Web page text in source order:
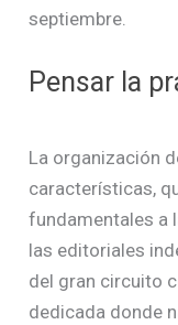
septiembre.
Pensar la
La organización
características,
fundamentales a
las editoriales
del gran circuito
dedicada donde